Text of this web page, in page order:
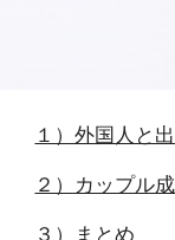
１）外国人と
２）カップル
３）まとめ